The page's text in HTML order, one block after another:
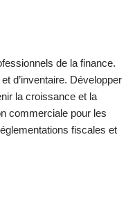
de la finance.
d’inventaire. Développer
la croissance et la
commerciale pour les
fiscales et